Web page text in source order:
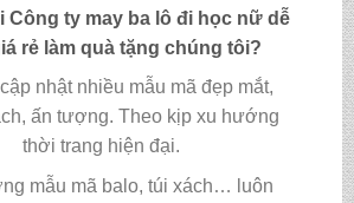
Công ty mayba lô đi học nữ dễ
rẻ làm quà tặng chúng tôi?
nhật nhiều mẫu mã đẹp mắt,
ấn tượng. Theo kịp xu hướng
thời trang hiện đại.
mẫu mã balo, túi xách…
luôn